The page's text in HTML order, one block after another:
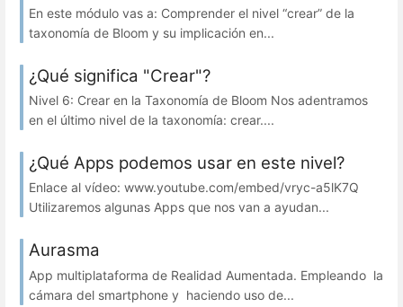
En este módulo vas a: Comprender el nivel “crear” de la
taxonomía de Bloom y su implicación en...
¿Qué significa "Crear"?
Nivel 6: Crear en la Taxonomía de Bloom Nos adentramos
en el último nivel de la taxonomía: crear....
¿Qué Apps podemos usar en este nivel?
Enlace al vídeo: www.youtube.com/embed/vryc-a5lK7Q
Utilizaremos algunas Apps que nos van a ayudan...
Aurasma
App multiplataforma de Realidad Aumentada. Empleando la
cámara del smartphone y haciendo uso de...